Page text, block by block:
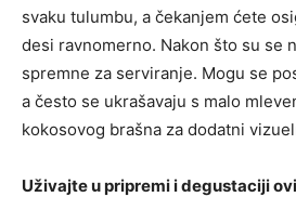
svaku tulumbu, a čekanjem ćete
desi ravnomerno. Nakon što su se
spremne za serviranje. Mogu se
a često se ukrašavaju s malo
kokosovog brašna za dodatni
Uživajte u pripremi i degustaciji